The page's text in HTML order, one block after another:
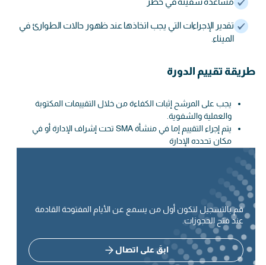
تقدير الإجراءات التي يجب اتخاذها عند ظهور حالات الطوارئ في
الميناء.
طريقة تقييم الدورة
يجب على المرشح إثبات الكفاءة من خلال التقييمات المكتوبة
والعملية والشفوية.
يتم إجراء التقييم إما في منشأة SMA تحت إشراف الإدارة أو في
مكان تحدده الإدارة
قم بالتسجيل لتكون أول من يسمع عن الأيام المفتوحة القادمة
عند فتح الحجوزات.
ابقَ على اتصال